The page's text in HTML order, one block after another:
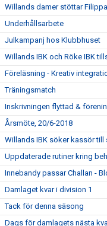
Willands damer stöttar
Underhållsarbete
Julkampanj hos Klubbhuset
Willands IBK och Röke IBK
Föreläsning - Kreativ
Träningsmatch
Inskrivningen flyttad &
Årsmöte, 20/6-2018
Willands IBK söker kassör till
Uppdaterade rutiner kring
Innebandy passar Challan -
Damlaget kvar i division 1
Tack för denna säsong
Dags för damlagets nästa